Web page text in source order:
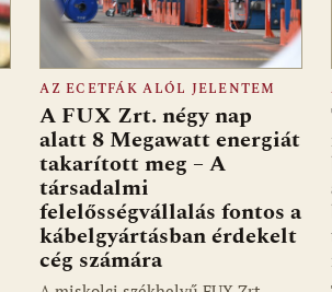
AZ ECETFÁK ALÓL JELENTEM
A FUX Zrt. négy nap
alatt 8 Megawatt energiát
takarított meg – A
társadalmi
felelősségvállalás fontos a
kábelgyártásban érdekelt
cég számára